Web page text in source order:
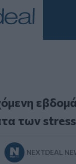
των
NEXTDEAL